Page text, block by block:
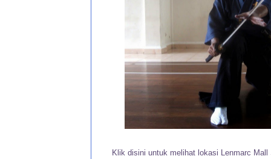
Klik disini untuk melihat lokasi Lenmarc Mall